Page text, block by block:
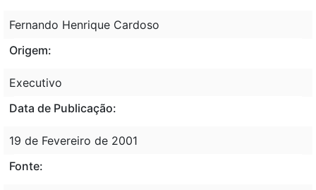
Fernando Henrique Cardoso
Origem:
Executivo
Data de Publicação:
19 de Fevereiro de 2001
Fonte: